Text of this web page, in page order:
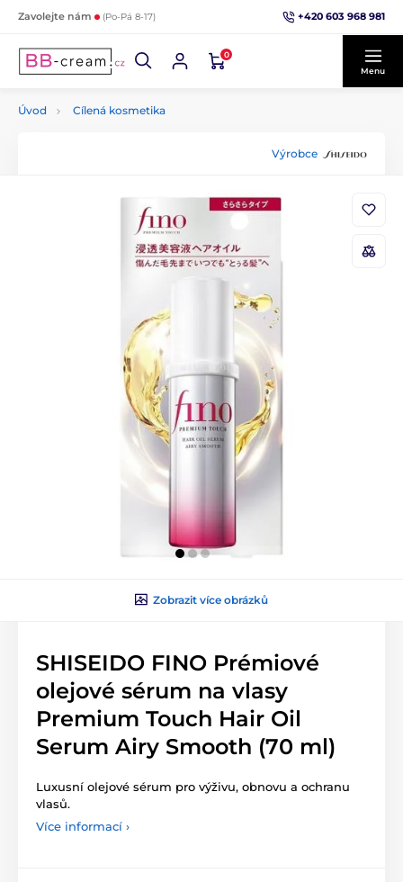
Zavolejte nám (Po-Pá 8-17) +420 603 968 981
0
Menu
Úvod Cílená kosmetika
Výrobce
Zobrazit více obrázků
SHISEIDO FINO Prémiové
olejové sérum na vlasy
Premium Touch Hair Oil
Serum Airy Smooth (70 ml)
Luxusní olejové sérum pro výživu, obnovu a ochranu
vlasů.
Více informací ›